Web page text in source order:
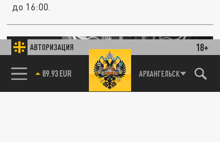
АВТОРИЗАЦИЯ 18+
85.64 BRENT АРХАНГЕЛЬСК
до 16:00.
ОБЩЕСТВО